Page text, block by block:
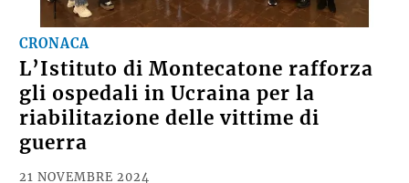
CRONACA
L’Istituto di Montecatone rafforza
gli ospedali in Ucraina per la
riabilitazione delle vittime di
guerra
21 NOVEMBRE 2024